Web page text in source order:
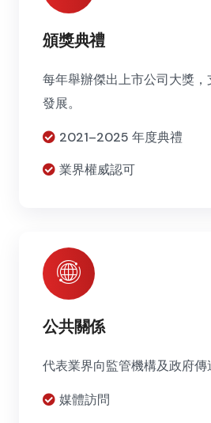
頒獎典禮
每年舉辦傑出上市公司大獎
發展。
2021–2025 年度典禮
業界權威認可
公共關係
代表業界向監管機構及政府傳
媒體訪問